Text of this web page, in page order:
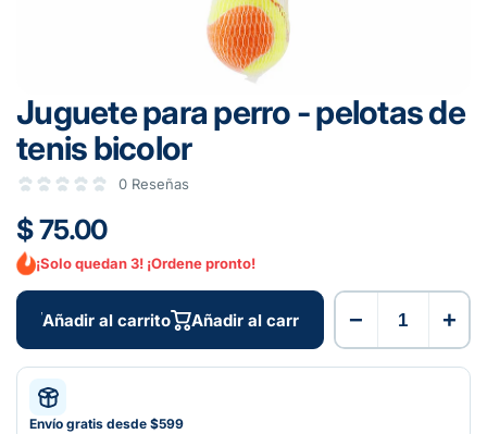
Juguete para perro - pelotas de
tenis bicolor
0 Reseñas
$ 75.00
¡Solo quedan 3! ¡Ordene pronto!
Añadir al carrito Añadir al carrito − +
Envío gratis desde $599